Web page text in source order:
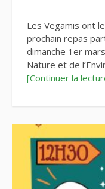
Les Vegamis ont
prochain repas
dimanche 1er
Nature et de
[Continuer la